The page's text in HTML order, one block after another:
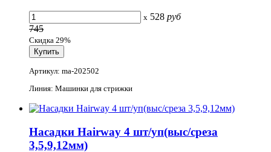
x 528 руб
745
Скидка 29%
Артикул: ma-202502
Линия: Машинки для стрижки
Насадки Hairway 4 шт/уп(выс/среза
3,5,9,12мм)